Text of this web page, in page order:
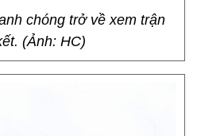
chóng trở về xem trận
(Ảnh: HC)